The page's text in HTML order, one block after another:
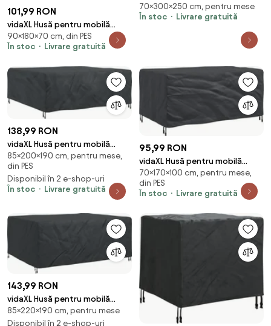
101,99 RON
vidaXL Husă pentru mobilă
Simplu Negru 180 x 70 x 90 cm
210D
90×180×70 cm, din PES
În stoc
Livrare gratuită
Simplu Negru 300 x 250 x 70 cm
210D
70×300×250 cm, pentru mese
În stoc
Livrare gratuită
138,99 RON
vidaXL Husă pentru mobilă
Simplu Negru 200 x 190 x 85 cm
210D
85×200×190 cm, pentru mese,
din PES
Disponibil în 2 e-shop-uri
În stoc
Livrare gratuită
95,99 RON
vidaXL Husă pentru mobilă
Simplu Negru 170 x 100 x 70 cm
210D
70×170×100 cm, pentru mese,
din PES
În stoc
Livrare gratuită
143,99 RON
vidaXL Husă pentru mobilă
Simplu Negru 220 x 190 x 85 cm
210D
85×220×190 cm, pentru mese
Disponibil în 2 e-shop-uri